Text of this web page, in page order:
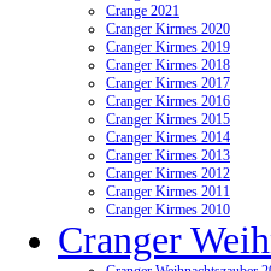
Crange 2021
Cranger Kirmes 2020
Cranger Kirmes 2019
Cranger Kirmes 2018
Cranger Kirmes 2017
Cranger Kirmes 2016
Cranger Kirmes 2015
Cranger Kirmes 2014
Cranger Kirmes 2013
Cranger Kirmes 2012
Cranger Kirmes 2011
Cranger Kirmes 2010
Cranger